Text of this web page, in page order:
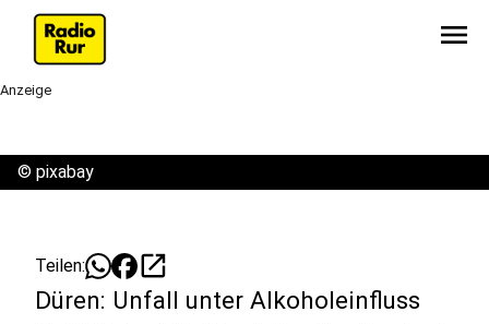
menu
Anzeige
© pixabay
Teilen: open_in_new
Düren: Unfall unter Alkoholeinfluss